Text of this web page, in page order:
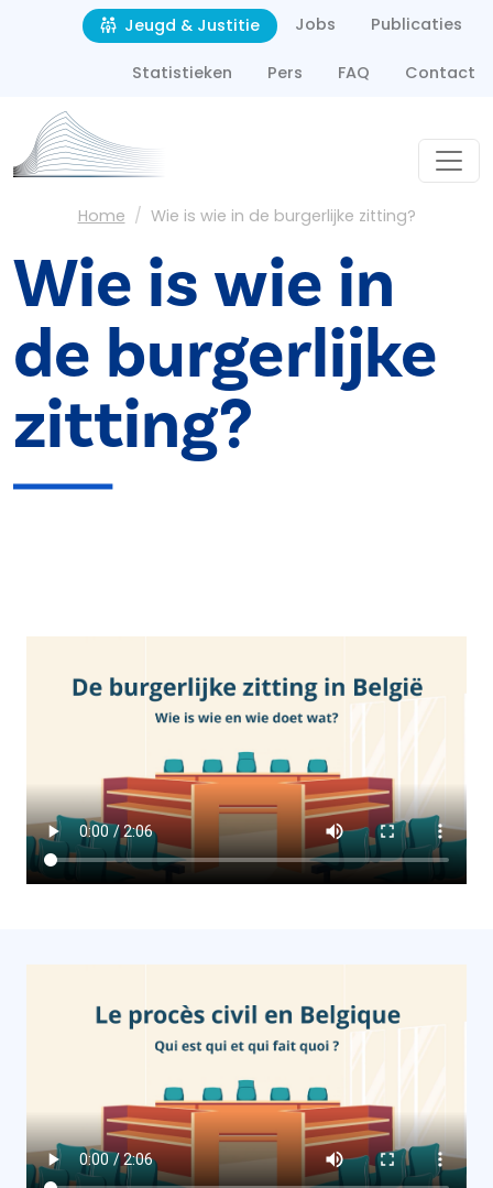
Overslaan en naar de inhoud gaan
Second navigation
Jeugd & Justitie Jobs Publicaties
Statistieken Pers FAQ Contact
Kruimelpad
Home Wie is wie in de burgerlijke zitting?
Wie is wie in
de burgerlijke
zitting?